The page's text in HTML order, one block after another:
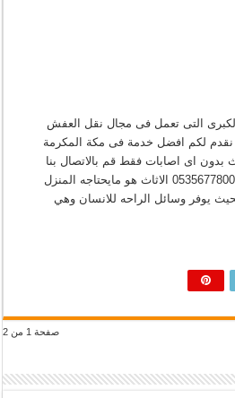
التى تعمل فى مجال نقل العفش
بمكة اتصل على 0535677800 نقدم لكم افضل خدمة فى مكة المكرمة
بدون اى اصابات فقط قم بالاتصال بنا
نصلك فى اى وقت اتصل على 0535677800 الاثاث هو مايحتاجه المنزل
يوفر وسائل الراحه للانسان وهي
صفحة 1 من 2